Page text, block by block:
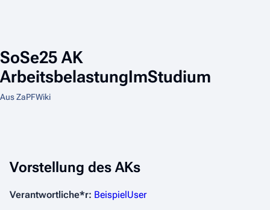
SoSe25 AK
ArbeitsbelastungImStudium
Aus ZaPFWiki
Vorstellung des AKs
Verantwortliche*r: BeispielUser